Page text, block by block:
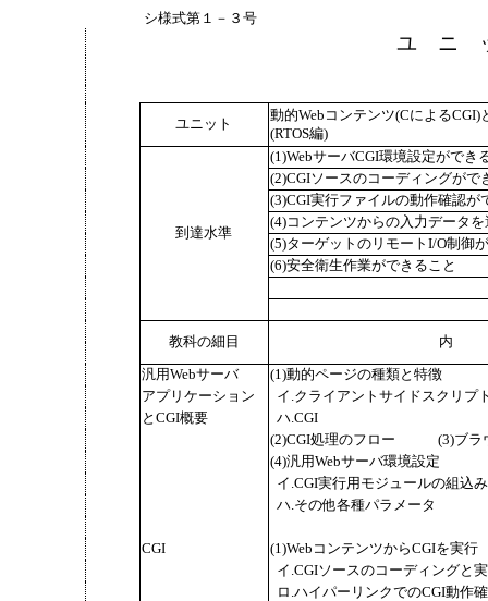
シ様式第１－３号
ユ ニ
ユニット
動的Webコンテンツ(CによるCGI)
(RTOS編)
到達水準
(1)WebサーバCGI環境設定ができ
(2)CGIソースのコーディングがで
(3)CGI実行ファイルの動作確認が
(4)コンテンツからの入力データ
(5)ターゲットのリモートI/O制御
(6)安全衛生作業ができること
教科の細目
汎用Webサーバ
(1)動的ページの種類と特徴
アプリケーション
イ.クライアントサイドスクリプ
とCGI概要
ハ.CGI
(2)CGI処理のフロー
(3)ブラ
(4)汎用Webサーバ環境設定
イ.CGI実行用モジュールの組込み
ハ.その他各種パラメータ
CGI
(1)WebコンテンツからCGIを実行
イ.CGIソースのコーディングと
ロ.ハイパーリンクでのCGI動作